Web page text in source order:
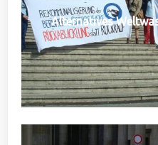
Alternatives